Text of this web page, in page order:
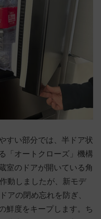
すい部分では、半ドア状
「オートクローズ」機構
室のドアが開いている角
動しましたが、新モデ
アの閉め忘れを防ぎ、
鮮度をキープします。ち